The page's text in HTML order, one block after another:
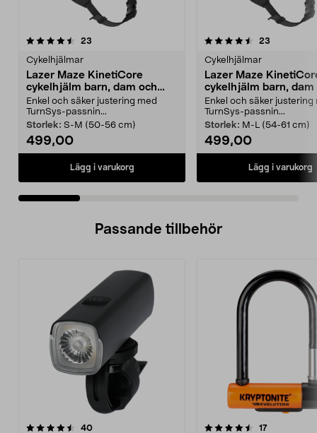
23
Cykelhjälmar
Lazer Maze KinetiCore
cykelhjälm barn, dam och
herr
Enkel och säker justering med
TurnSys-passnin...
Storlek: S-M (50-56 cm)
499,00
Lägg i varukorg
4.5 av 5 stjärnor 23
Cykelhjälmar
Lazer Maze
cykelhjälm barn, dam
herr
Enkel och säker justering
TurnSys-passnin...
Storlek: M-L (54-61 cm)
499,00
Lägg i varukorg
4.5 av 5 stjärnor
Passande tillbehör
40recensioner
4.5av 5 stjärnor 17recensioner
4.5av 5 stjärnor